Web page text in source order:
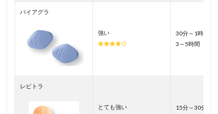
バイアグラ
強い
30分～1時間／
3～5時間
レビトラ
とても強い
15分～30分／